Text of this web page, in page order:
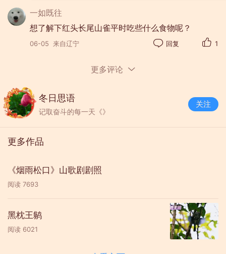
一如既往
想了解下红头长尾山雀平时吃些什么食物呢？
06-05 来自辽宁 回复 1
更多评论
冬日思语
记取奋斗的每一天《》
关注
更多作品
《烟雨松口》山歌剧剧照
阅读 7693
黑枕王鹟
阅读 6021